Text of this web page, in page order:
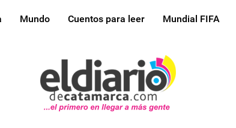
Mundo Cuentos para leer Mundial FIFA